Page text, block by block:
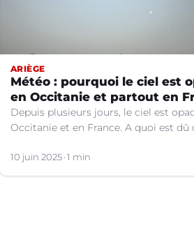
ARIÈGE
Météo : pourquoi le ciel est
en Occitanie et partout en
Depuis plusieurs jours, le ciel est
Occitanie et en France. A quoi est dû
10 juin 2025 1 min